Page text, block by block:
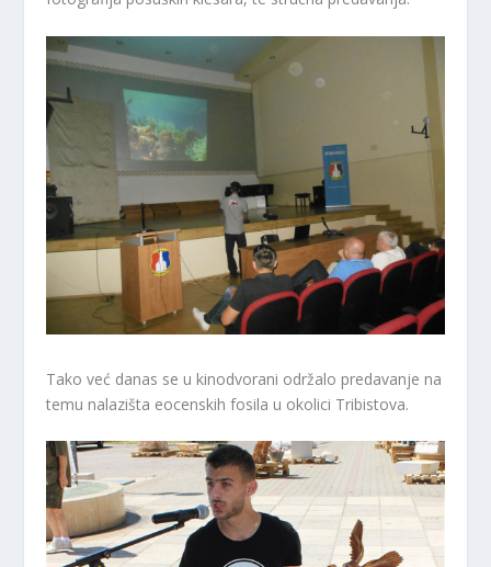
Tako već danas se u kinodvorani održalo predavanje na
temu nalazišta eocenskih fosila u okolici Tribistova.